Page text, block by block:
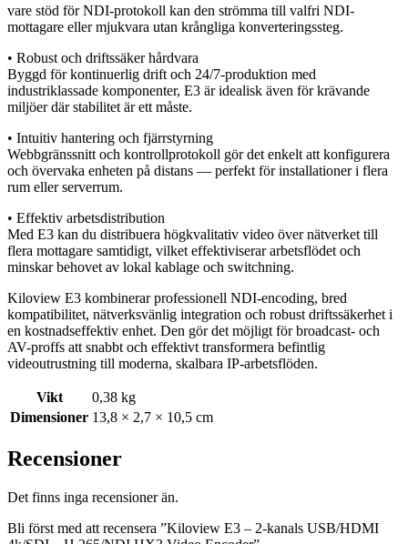
vare stöd för NDI-protokoll kan den strömma till valfri NDI-
mottagare eller mjukvara utan krångliga konverteringssteg.
• Robust och driftssäker hårdvara
Byggd för kontinuerlig drift och 24/7-produktion med
industriklassade komponenter, E3 är idealisk även för krävande
miljöer där stabilitet är ett måste.
• Intuitiv hantering och fjärrstyrning
Webbgränssnitt och kontrollprotokoll gör det enkelt att konfigurera
och övervaka enheten på distans — perfekt för installationer i flera
rum eller serverrum.
• Effektiv arbetsdistribution
Med E3 kan du distribuera högkvalitativ video över nätverket till
flera mottagare samtidigt, vilket effektiviserar arbetsflödet och
minskar behovet av lokal kablage och switchning.
Kiloview E3 kombinerar professionell NDI-encoding, bred
kompatibilitet, nätverksvänlig integration och robust driftssäkerhet i
en kostnadseffektiv enhet. Den gör det möjligt för broadcast- och
AV-proffs att snabbt och effektivt transformera befintlig
videoutrustning till moderna, skalbara IP-arbetsflöden.
Vikt
0,38 kg
Dimensioner 13,8 × 2,7 × 10,5 cm
Recensioner
Det finns inga recensioner än.
Bli först med att recensera ”Kiloview E3 – 2-kanals USB/HDMI